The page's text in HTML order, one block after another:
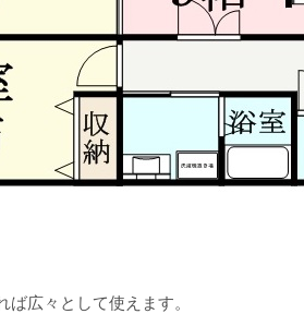
広々として使えます。